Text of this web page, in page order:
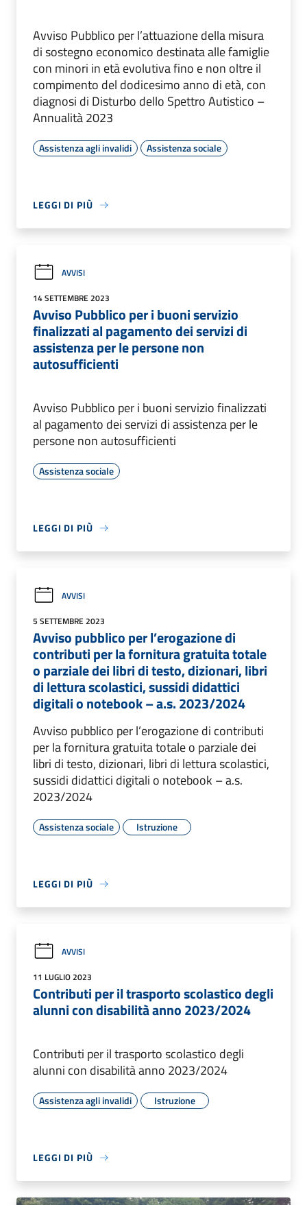
Avviso Pubblico per l’attuazione della misura
di sostegno economico destinata alle famiglie
con minori in età evolutiva fino e non oltre il
compimento del dodicesimo anno di età, con
diagnosi di Disturbo dello Spettro Autistico –
Annualità 2023
Assistenza agli invalidi Assistenza sociale
LEGGI DI PIÙ
AVVISI
14 SETTEMBRE 2023
Avviso Pubblico per i buoni servizio
finalizzati al pagamento dei servizi di
assistenza per le persone non
autosufficienti
Avviso Pubblico per i buoni servizio finalizzati
al pagamento dei servizi di assistenza per le
persone non autosufficienti
Assistenza sociale
LEGGI DI PIÙ
AVVISI
5 SETTEMBRE 2023
Avviso pubblico per l’erogazione di
contributi per la fornitura gratuita totale
o parziale dei libri di testo, dizionari, libri
di lettura scolastici, sussidi didattici
digitali o notebook – a.s. 2023/2024
Avviso pubblico per l’erogazione di contributi
per la fornitura gratuita totale o parziale dei
libri di testo, dizionari, libri di lettura scolastici,
sussidi didattici digitali o notebook – a.s.
2023/2024
Assistenza sociale Istruzione
LEGGI DI PIÙ
AVVISI
11 LUGLIO 2023
Contributi per il trasporto scolastico degli
alunni con disabilità anno 2023/2024
Contributi per il trasporto scolastico degli
alunni con disabilità anno 2023/2024
Assistenza agli invalidi Istruzione
LEGGI DI PIÙ